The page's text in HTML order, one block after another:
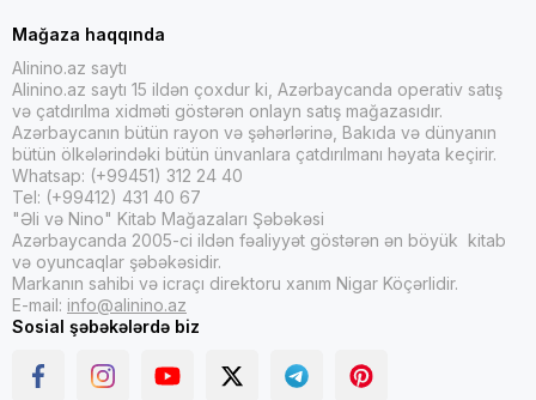
Mağaza haqqında
Alinino.az saytı
Alinino.az saytı 15 ildən çoxdur ki, Azərbaycanda operativ satış
və çatdırılma xidməti göstərən onlayn satış mağazasıdır.
Azərbaycanın bütün rayon və şəhərlərinə, Bakıda və dünyanın
bütün ölkələrindəki bütün ünvanlara çatdırılmanı həyata keçirir.
Whatsap: (+99451) 312 24 40
Tel: (+99412) 431 40 67
"Əli və Nino" Kitab Mağazaları Şəbəkəsi
Azərbaycanda 2005-ci ildən fəaliyyət göstərən ən böyük kitab
və oyuncaqlar şəbəkəsidir.
Markanın sahibi və icraçı direktoru xanım Nigar Köçərlidir.
E-mail: info@alinino.az
Sosial şəbəkələrdə biz